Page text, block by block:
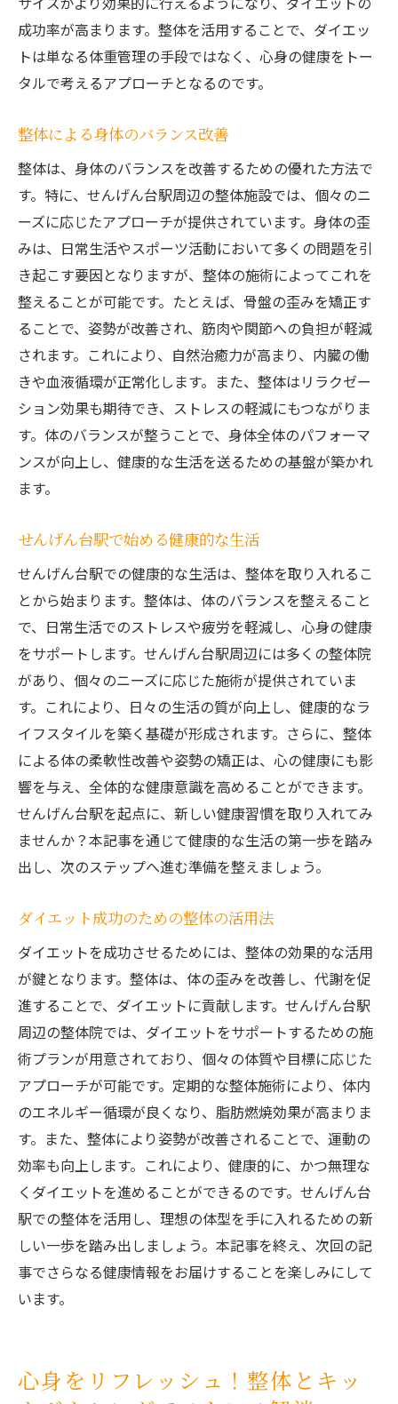
成功率が高まります。整体を活用することで、ダイエッ
トは単なる体重管理の手段ではなく、心身の健康をトー
タルで考えるアプローチとなるのです。
整体による身体のバランス改善
整体は、身体のバランスを改善するための優れた方法で
す。特に、せんげん台駅周辺の整体施設では、個々のニ
ーズに応じたアプローチが提供されています。身体の歪
みは、日常生活やスポーツ活動において多くの問題を引
き起こす要因となりますが、整体の施術によってこれを
整えることが可能です。たとえば、骨盤の歪みを矯正す
ることで、姿勢が改善され、筋肉や関節への負担が軽減
されます。これにより、自然治癒力が高まり、内臓の働
きや血液循環が正常化します。また、整体はリラクゼー
ション効果も期待でき、ストレスの軽減にもつながりま
す。体のバランスが整うことで、身体全体のパフォーマ
ンスが向上し、健康的な生活を送るための基盤が築かれ
ます。
せんげん台駅で始める健康的な生活
せんげん台駅での健康的な生活は、整体を取り入れるこ
とから始まります。整体は、体のバランスを整えること
で、日常生活でのストレスや疲労を軽減し、心身の健康
をサポートします。せんげん台駅周辺には多くの整体院
があり、個々のニーズに応じた施術が提供されていま
す。これにより、日々の生活の質が向上し、健康的なラ
イフスタイルを築く基礎が形成されます。さらに、整体
による体の柔軟性改善や姿勢の矯正は、心の健康にも影
響を与え、全体的な健康意識を高めることができます。
せんげん台駅を起点に、新しい健康習慣を取り入れてみ
ませんか？本記事を通じて健康的な生活の第一歩を踏み
出し、次のステップへ進む準備を整えましょう。
ダイエット成功のための整体の活用法
ダイエットを成功させるためには、整体の効果的な活用
が鍵となります。整体は、体の歪みを改善し、代謝を促
進することで、ダイエットに貢献します。せんげん台駅
周辺の整体院では、ダイエットをサポートするための施
術プランが用意されており、個々の体質や目標に応じた
アプローチが可能です。定期的な整体施術により、体内
のエネルギー循環が良くなり、脂肪燃焼効果が高まりま
す。また、整体により姿勢が改善されることで、運動の
効率も向上します。これにより、健康的に、かつ無理な
くダイエットを進めることができるのです。せんげん台
駅での整体を活用し、理想の体型を手に入れるための新
しい一歩を踏み出しましょう。本記事を終え、次回の記
事でさらなる健康情報をお届けすることを楽しみにして
います。
心身をリフレッシュ！整体とキッ